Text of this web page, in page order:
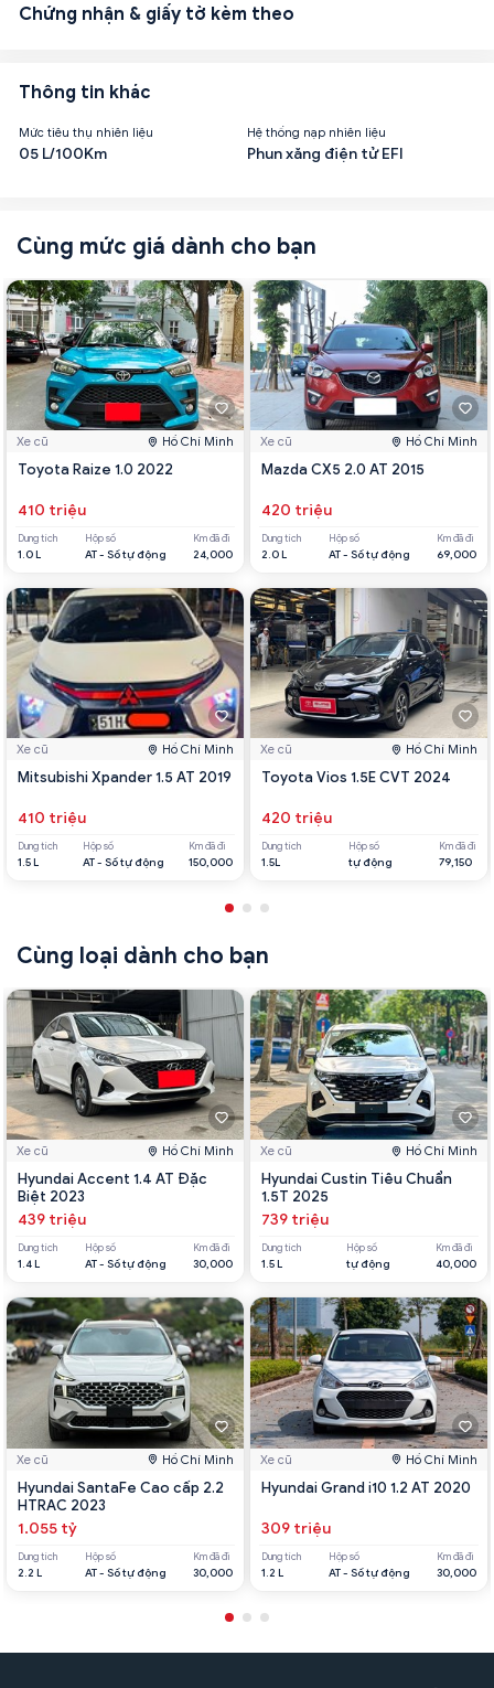
Chứng nhận & giấy tờ kèm theo
Thông tin khác
Mức tiêu thụ nhiên liệu
05 L/100Km
Hệ thống nạp nhiên liệu
Phun xăng điện tử EFI
Cùng mức giá dành cho bạn
Xe cũ Hồ Chí Minh
Toyota Raize 1.0 2022
410 triệu
Dung tích
1.0 L
Hộp số
AT - Số tự động
Km đã đi
24,000
Xe cũ Hồ Chí Minh
Mitsubishi Xpander 1.5 AT 2019
410 triệu
Dung tích
1.5 L
Hộp số
AT - Số tự động
Km đã đi
150,000
Xe cũ Hồ Chí Minh
Mazda CX5 2.0 AT 2015
420 triệu
Dung tích
2.0 L
Hộp số
AT - Số tự động
Km đã đi
69,000
Xe cũ Hồ Chí Minh
Toyota Vios 1.5E CVT 2024
420 triệu
Dung tích
1.5L
Hộp số
tự động
Km đã đi
79,150
Cùng loại dành cho bạn
Xe cũ Hồ Chí Minh
Hyundai Accent 1.4 AT Đặc
Biệt 2023
439 triệu
Dung tích
1.4 L
Hộp số
AT - Số tự động
Km đã đi
30,000
Xe cũ Hồ Chí Minh
Hyundai SantaFe Cao cấp 2.2
HTRAC 2023
1.055 tỷ
Dung tích
2.2 L
Hộp số
AT - Số tự động
Km đã đi
30,000
Xe cũ Hồ Chí Minh
Hyundai Custin Tiêu Chuẩn
1.5T 2025
739 triệu
Dung tích
1.5 L
Hộp số
tự động
Km đã đi
40,000
Xe cũ Hồ Chí Minh
Hyundai Grand i10 1.2 AT 2020
309 triệu
Dung tích
1.2 L
Hộp số
AT - Số tự động
Km đã đi
30,000